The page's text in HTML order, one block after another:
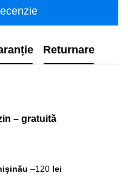
Returnare
– gratuită
–120 lei